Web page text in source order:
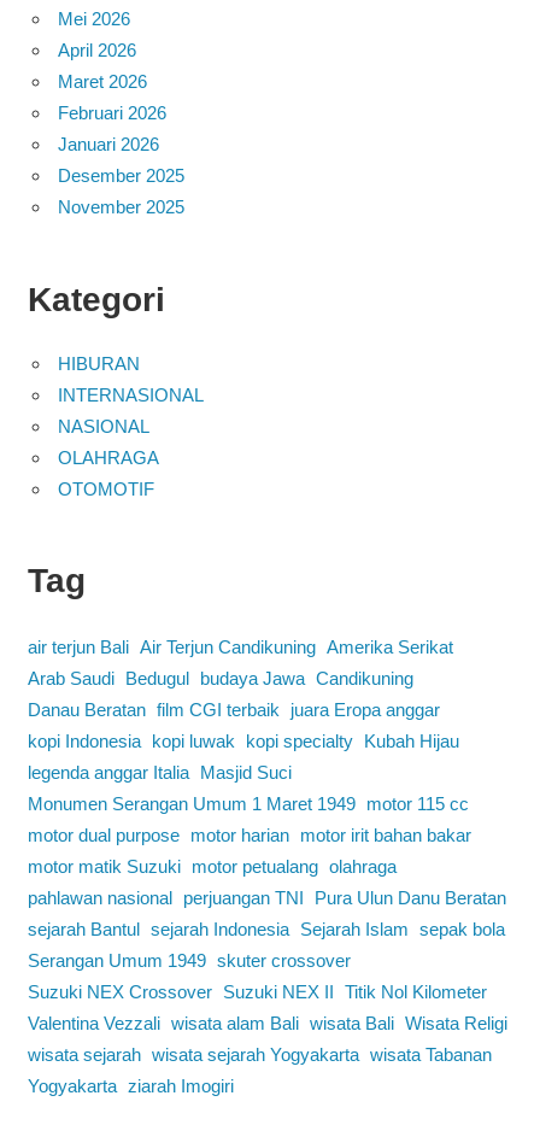
Mei 2026
April 2026
Maret 2026
Februari 2026
Januari 2026
Desember 2025
November 2025
Kategori
HIBURAN
INTERNASIONAL
NASIONAL
OLAHRAGA
OTOMOTIF
Tag
air terjun Bali Air Terjun Candikuning Amerika Serikat
Arab Saudi
Bedugul budaya Jawa Candikuning
Danau Beratan film CGI terbaik
juara Eropa anggar
kopi Indonesia
kopi luwak kopi specialty
Kubah Hijau
legenda anggar Italia
Masjid Suci
Monumen Serangan Umum 1 Maret 1949
motor 115 cc
motor dual purpose
motor harian
motor irit bahan bakar
motor matik Suzuki
motor petualang olahraga
pahlawan nasional
perjuangan TNI
Pura Ulun Danu Beratan
sejarah Bantul sejarah Indonesia Sejarah Islam sepak bola
Serangan Umum 1949 skuter crossover
Suzuki NEX Crossover
Suzuki NEX II Titik Nol Kilometer
Valentina Vezzali wisata alam Bali wisata Bali Wisata Religi
wisata sejarah wisata sejarah Yogyakarta wisata Tabanan
Yogyakarta ziarah Imogiri